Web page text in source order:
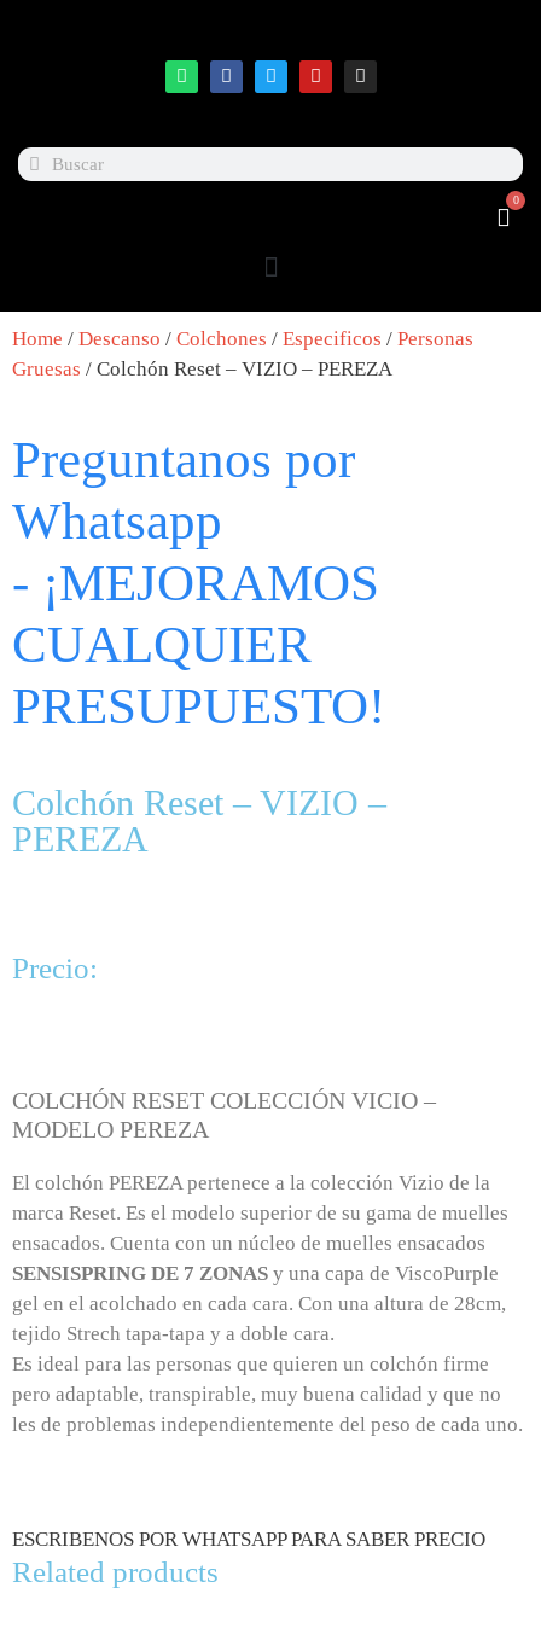
0
Home / Descanso / Colchones / Especificos / Personas
Gruesas / Colchón Reset – VIZIO – PEREZA
Preguntanos por
Whatsapp
- ¡MEJORAMOS
CUALQUIER
PRESUPUESTO!
Colchón Reset – VIZIO –
PEREZA
Precio:
COLCHÓN RESET COLECCIÓN VICIO –
MODELO PEREZA
El colchón PEREZA pertenece a la colección Vizio de la
marca Reset. Es el modelo superior de su gama de muelles
ensacados. Cuenta con un núcleo de muelles ensacados
SENSISPRING DE 7 ZONAS y una capa de ViscoPurple
gel en el acolchado en cada cara. Con una altura de 28cm,
tejido Strech tapa-tapa y a doble cara.
Es ideal para las personas que quieren un colchón firme
pero adaptable, transpirable, muy buena calidad y que no
les de problemas independientemente del peso de cada uno.
ESCRIBENOS POR WHATSAPP PARA SABER PRECIO
Related products